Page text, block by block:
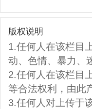
版权说明
1.任何人在该栏目
动、色情、暴力、
2.任何人在该栏目
等合法权利，由此
3.任何人对上传于